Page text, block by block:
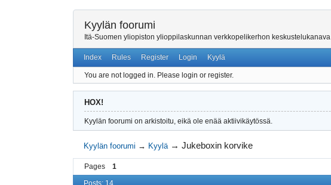
Kyylän foorumi
Itä-Suomen yliopiston ylioppilaskunnan verkkopelikerhon keskustelukanava
Index Rules Register Login Kyylä
You are not logged in. Please login or register.
HOX!
Kyylän foorumi on arkistoitu, eikä ole enää aktiivikäytössä.
Kyylän foorumi → Kyylä →Jukeboxin korvike
Pages
1
Posts: 14